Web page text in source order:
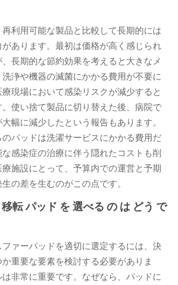
利用可能な製品と比較して長期的には
あります。最初は価格が高く感じられ
長期的な節約効果を考えると大きなメ
浄や機器の滅菌にかかる費用が不要に
現場において感染リスクが減少すると
使い捨て製品に切り替えた後、病院で
幅に減少したという報告もあります。
パッドは洗濯サービスにかかる費用だ
感染症の治療に伴う隠れたコストも削
施設にとって、予算内での運営と予期
の差を生むのがこの点です。
転 パッド を 選べる の は どう で
ァーパッドを適切に選定するには、決
重要な要素を検討する必要がありま
非常に重要です。なぜなら、パッドに